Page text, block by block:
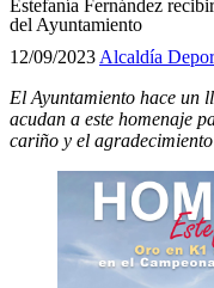
Estefanía Fernández
del Ayuntamiento
12/09/2023Alcaldía
El Ayuntamiento hace un
acudan a este homenaje
cariño y el